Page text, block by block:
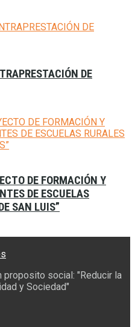
DE
DE FORMACIÓN Y
DE ESCUELAS
SAN LUIS”
social: "Reducir la
y Sociedad"